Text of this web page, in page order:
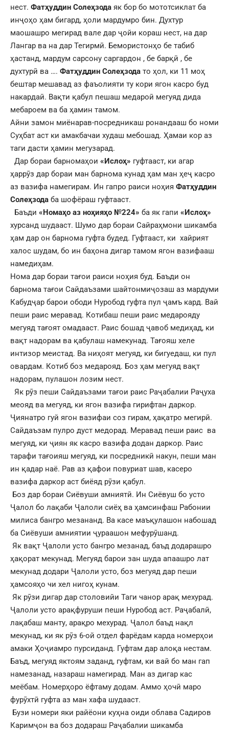
нест. Фатҳуддин Солеҳзода як бор бо мототсиклат ба
инҷоҳо ҳам бигард, ҳоли мардумро бин. Духтур
маошашро мегирад вале дар ҷойи кораш нест, на дар
Лангар ва на дар Тегирмӣ. Бемористонҳо бе табиб
ҳастанд, мардум сарсону саргардон , бе барқӣ , бе
духтурӣ ва …. Фатҳуддин Солеҳзода то ҳол, ки 11 моҳ
бештар мешавад аз фаъолияти ту кори ягон касро буд
накардаӣ. Вақти қабул пешаш медароӣ мегуяд дида
мебароем ва ба ҳамин тамом.
Айни замон миёнарав-посредникаш ронандааш бо номи
Суҳбат аст ки амакбачаи худаш мебошад. Ҳамаи кор аз
таги дасти ҳамин мегузарад.
Дар бораи барномаҳои «Ислоҳ» гуфтааст, ки агар
ҳаррӯз дар бораи ман барнома кунад ҳам ман ҳеҷ касро
аз вазифа намегирам. Ин гапро раиси ноҳия Фатҳуддин
Солеҳзода ба шофёраш гуфтааст.
Баъди «Номаҳо аз ноҳияҳо №224» ба як гапи «Ислоҳ»
хурсанд шудааст. Шумо дар бораи Сайраҳмони шикамба
ҳам дар он барнома гуфта будед. Гуфтааст, ки хайрият
халос шудам, бо ин баҳона дигар тамом ягон вазифааш
намедиҳам.
Нома дар бораи тағои раиси ноҳия буд. Баъди он
барнома тағои Сайдаъзами шайтонмиҷозаш аз мардуми
Кабудҷар барои ободи Нуробод гуфта пул ҷамъ кард. Вай
пеши раис меравад. Котибаш пеши раис медарояду
мегуяд тағоят омадааст. Раис бошад ҷавоб медиҳад, ки
вақт надорам ва қабулаш намекунад. Тағояш хеле
интизор меистад. Ва ниҳоят мегуяд, ки бигуедаш, ки пул
овардам. Котиб боз медарояд. Боз ҳам мегуяд вақт
надорам, пулашон лозим нест.
Як рӯз пеши Сайдаъзами тағои раис Раҷабалии Раҷуха
меояд ва мегуяд, ки ягон вазифа гирифтан даркор.
Ҷиянатро гуй ягон вазифаи соз гирам, ҳақатро мегирӣ.
Сайдаъзам пулро дуст медорад. Меравад пеши раис ва
мегуяд, ки ҷиян як касро вазифа додан даркор. Раис
тарафи тағоияш мегуяд, ки посредникӣ накун, пеши ман
ин қадар наё. Рав аз қафои повуриат шав, касеро
вазифа даркор аст биёяд рӯзи қабул.
Боз дар бораи Сиёвуши амниятӣ. Ин Сиёвуш бо усто
Ҷалол бо лақаби Ҷалоли сиёҳ ва ҳамсинфаш Рабонии
милиса бангро мезананд. Ва касе маъқулашон набошад
ба Сиёвуши амниятии ҷураашон мефурӯшанд.
Як вақт Ҷалоли усто бангро мезанад, баъд додарашро
ҳақорат мекунад. Мегуяд барои зан шуда апаашро лат
мекунад додари Ҷалоли усто, боз мегуяд дар пеши
ҳамсояҳо чи хел нигоҳ кунам.
Як рӯзи дигар дар столовийи Таги чанор арақ мехурад.
Ҷалоли усто арақфуруши пеши Нуробод аст. Раҷабалӣ,
лақабаш манту, арақро мехурад. Ҷалол баъд нақл
мекунад, ки як рӯз 6-ой отдел фарёдам карда номерҳои
амаки Ҳоҷиамро пурсиданд. Гуфтам дар алоқа нестам.
Баъд, мегуяд яктоям заданд, гуфтам, ки вай бо ман гап
намезанад, назараш намегирад. Ман аз дигар кас
меёбам. Номерҳоро ёфтаму додам. Аммо ҳочӣ маро
фурӯхтӣ гуфта аз ман хафа шудааст.
Бузи номери яки райёони куҳна оиди облава Садиров
Каримҷон ва боз додараш Раҷабалии шикамба